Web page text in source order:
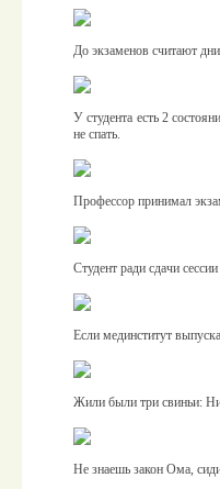
До экзаменов считают
У студента есть 2
не спать.
Профессор принимал
Студент ради сдачи
Если мединститут
Жили были три свиньи:
Не знаешь закон Ома,